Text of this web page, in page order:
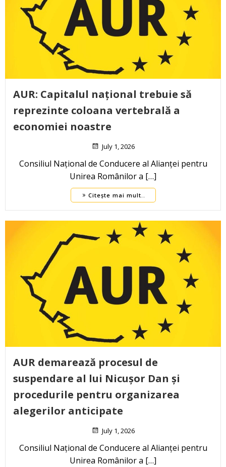
AUR: Capitalul național trebuie să
reprezinte coloana vertebrală a
economiei noastre
July 1, 2026
Consiliul Național de Conducere al Alianței pentru
Unirea Românilor a […]
Citește mai mult..
AUR demarează procesul de
suspendare al lui Nicușor Dan și
procedurile pentru organizarea
alegerilor anticipate
July 1, 2026
Consiliul Național de Conducere al Alianței pentru
Unirea Românilor a […]